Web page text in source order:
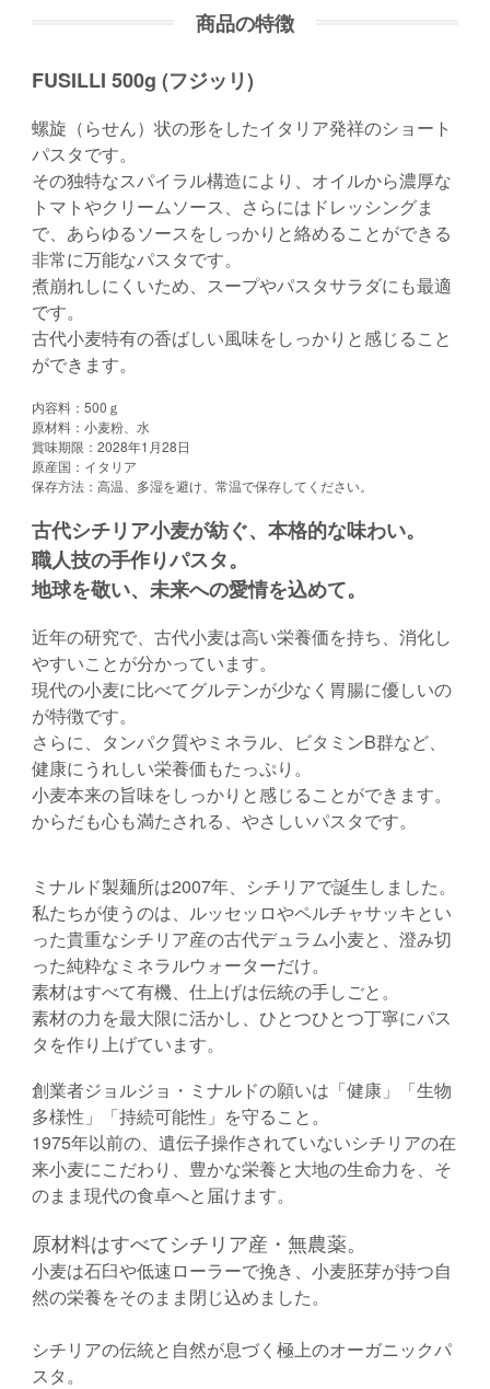
商品の特徴
FUSILLI 500g (フジッリ)
螺旋（らせん）状の形をしたイタリア発祥のショート
パスタです。
その独特なスパイラル構造により、オイルから濃厚な
トマトやクリームソース、さらにはドレッシングま
で、あらゆるソースをしっかりと絡めることができる
非常に万能なパスタです。
煮崩れしにくいため、スープやパスタサラダにも最適
です。
古代小麦特有の香ばしい風味をしっかりと感じること
ができます。
内容料：500ｇ
原材料：小麦粉、水
賞味期限：2028年1月28日
原産国：イタリア
保存方法：高温、多湿を避け、常温で保存してください。
古代シチリア小麦が紡ぐ、本格的な味わい。
職人技の手作りパスタ。
地球を敬い、未来への愛情を込めて。
近年の研究で、古代小麦は高い栄養価を持ち、消化し
やすいことが分かっています。
現代の小麦に比べてグルテンが少なく胃腸に優しいの
が特徴です。
さらに、タンパク質やミネラル、ビタミンB群など、
健康にうれしい栄養価もたっぷり。
小麦本来の旨味をしっかりと感じることができます。
からだも心も満たされる、やさしいパスタです。
ミナルド製麺所は2007年、シチリアで誕生しました。
私たちが使うのは、ルッセッロやペルチャサッキとい
った貴重なシチリア産の古代デュラム小麦と、澄み切
った純粋なミネラルウォーターだけ。
素材はすべて有機、仕上げは伝統の手しごと。
素材の力を最大限に活かし、ひとつひとつ丁寧にパス
タを作り上げています。
創業者ジョルジョ・ミナルドの願いは「健康」「生物
多様性」「持続可能性」を守ること。
1975年以前の、遺伝子操作されていないシチリアの在
来小麦にこだわり、豊かな栄養と大地の生命力を、そ
のまま現代の食卓へと届けます。
原材料はすべてシチリア産・無農薬。
小麦は石臼や低速ローラーで挽き、小麦胚芽が持つ自
然の栄養をそのまま閉じ込めました。
シチリアの伝統と自然が息づく極上のオーガニックパ
スタ。